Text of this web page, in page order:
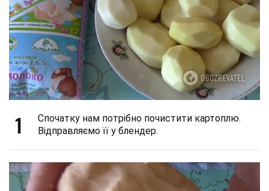
1
Спочатку нам потрібно почистити картоплю.
Відправляємо її у блендер.